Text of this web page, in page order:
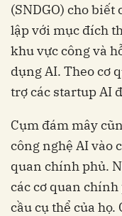
(SNDGO) cho
lập với mục đích
khu vực công và
dụng AI. Theo cơ
trợ các startup AI
Cụm đám mây
công nghệ AI vào
quan chính phủ.
các cơ quan
cầu cụ thể của